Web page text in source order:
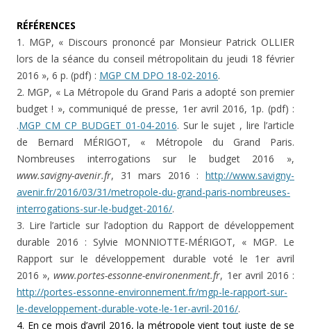
RÉFÉRENCES
1. MGP, « Discours prononcé par Monsieur Patrick OLLIER
lors de la séance du conseil métropolitain du jeudi 18 février
2016 », 6 p. (pdf) : MGP CM DPO 18-02-2016.
2. MGP, « La Métropole du Grand Paris a adopté son premier
budget ! », communiqué de presse, 1er avril 2016, 1p. (pdf) :
.MGP CM CP BUDGET 01-04-2016. Sur le sujet , lire l’article
de Bernard MÉRIGOT, « Métropole du Grand Paris.
Nombreuses interrogations sur le budget 2016 »,
www.savigny-avenir.fr, 31 mars 2016 : http://www.savigny-
avenir.fr/2016/03/31/metropole-du-grand-paris-nombreuses-
interrogations-sur-le-budget-2016/.
3. Lire l’article sur l’adoption du Rapport de développement
durable 2016 : Sylvie MONNIOTTE-MÉRIGOT, « MGP. Le
Rapport sur le développement durable voté le 1er avril
2016 »,www.portes-essonne-environenment.fr, 1er avril 2016 :
http://portes-essonne-environnement.fr/mgp-le-rapport-sur-
le-developpement-durable-vote-le-1er-avril-2016/.
4. En ce mois d’avril 2016, la métropole vient tout juste de se